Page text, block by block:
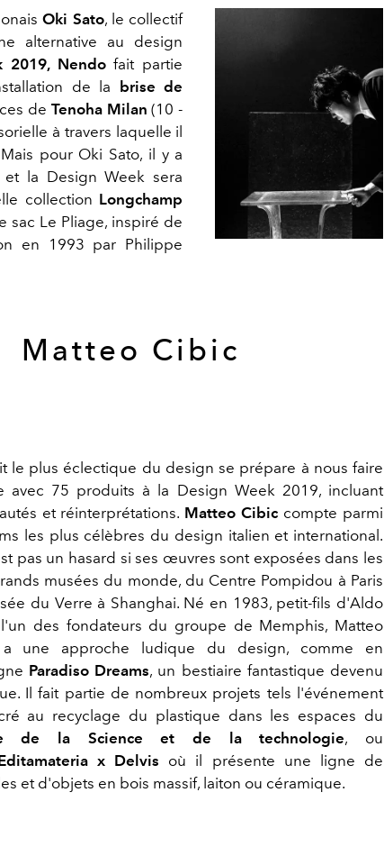
Oki Sato, le collectif
alternative au design
2019, Nendofait partie
de la brise de
de Tenoha Milan (10 -
à travers laquelle il
pour Oki Sato, il y a
la Design Week sera
collection Longchamp
sac Le Pliage, inspiré de
en 1993 par Philippe
Matteo Cibic
le plus éclectique du design se prépare à nous faire
avec 75 produits à la Design Week 2019, incluant
et réinterprétations. Matteo Cibic compte parmi
les plus célèbres du design italien et international.
pas un hasard si ses œuvres sont exposées dans les
musées du monde, du Centre Pompidou à Paris
du Verre à Shanghai. Né en 1983, petit-fils d'Aldo
des fondateurs du groupe de Memphis, Matteo
une approche ludique du design, comme en
Paradiso Dreams, un bestiaire fantastique devenu
Il fait partie de nombreux projets tels l'événement
au recyclage du plastique dans les espaces du
de la Science et de la technologie, ou
x Delvis où il présente une ligne de
et d'objets en bois massif, laiton ou céramique.